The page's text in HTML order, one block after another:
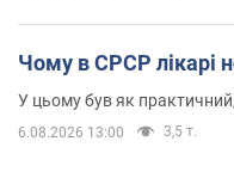
Чому в СРСР лікарі
У цьому був як
6.08.2026 13:00 3,5 т.